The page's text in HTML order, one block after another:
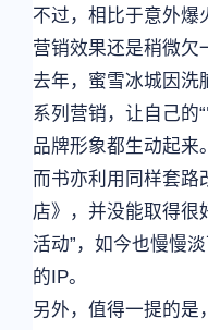
不过，相比于意外爆
营销效果还是稍微欠
去年，蜜雪冰城因洗
系列营销，让自己的
品牌形象都生动起来。
而书亦利用同样套路
店》，并没能取得很
活动”，如今也慢慢
的IP。
另外，值得一提的是，